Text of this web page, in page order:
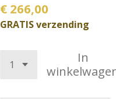
€ 266,00
GRATIS verzending
In